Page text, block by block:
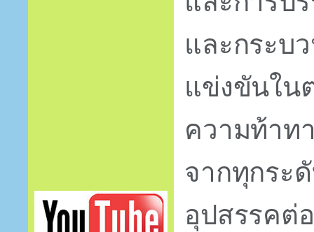
และกระบ
แข่งขันใน
ความท้าท
จากทุกระ
อุปสรรคต่